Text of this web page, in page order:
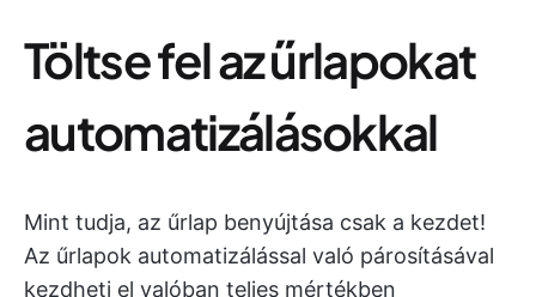
Töltse fel az űrlapokat
automatizálásokkal
Mint tudja, az űrlap benyújtása csak a kezdet!
Az űrlapok automatizálással való párosításával
kezdheti el valóban teljes mértékben